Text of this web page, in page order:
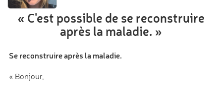
« C'est possible de se reconstruire
après la maladie. »
Se reconstruire après la maladie.
« Bonjour,